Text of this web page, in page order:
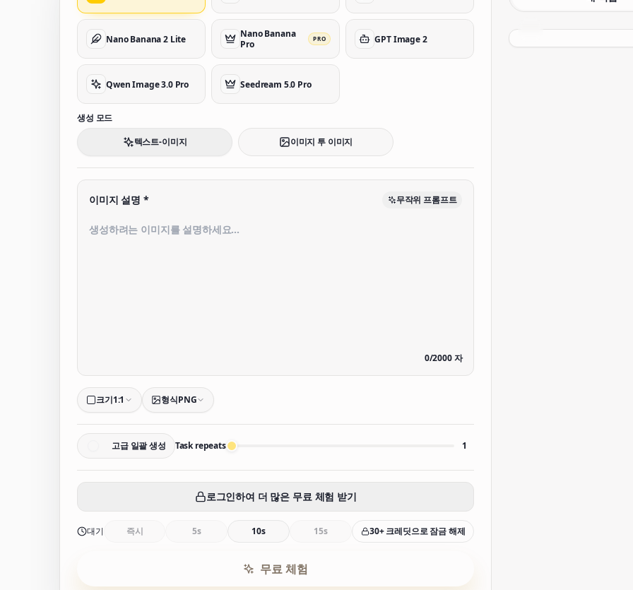
Nano Banana 2 Lite
Nano Banana
Pro
PRO GPT Image 2
Qwen Image 3.0 Pro Seedream 5.0 Pro
생성 모드
텍스트-이미지
이미지 투 이미지
이미지 설명 * 무작위 프롬프트
0/2000자
크기1:1 형식PNG
고급 일괄 생성 Task repeats 1
로그인하여 더 많은 무료 체험 받기
대기 즉시 5s 10s 15s 30+ 크레딧으로 잠금 해제
무료 체험